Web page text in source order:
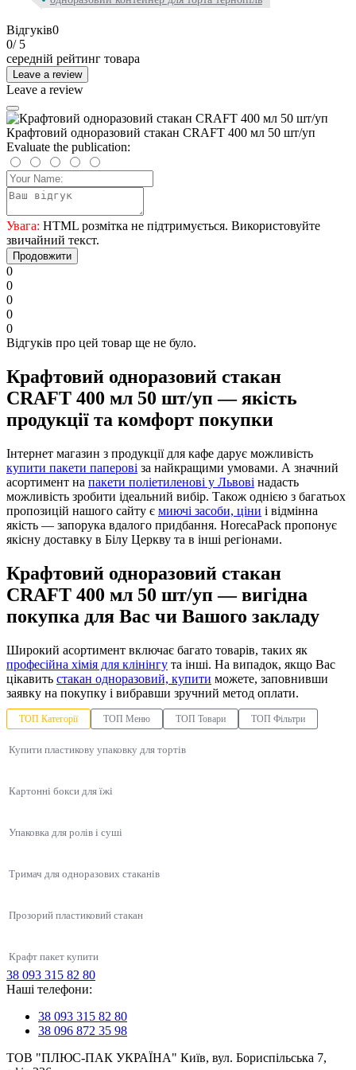
Відгуків0
0/ 5
середній рейтинг товара
Leave a review
Leave a review
Крафтовий одноразовий стакан CRAFT 400 мл 50 шт/уп
Evaluate the publication:
Увага: HTML розмітка не підтримується. Використовуйте
звичайний текст.
Продовжити
0
0
0
0
0
Відгуків про цей товар ще не було.
Крафтовий одноразовий стакан
CRAFT 400 мл 50 шт/уп — якість
продукції та комфорт покупки
Інтернет магазин з продукції для кафе дарує можливість
купити пакети паперові за найкращими умовами. А значний
асортимент на пакети поліетиленові у Львові надасть
можливість зробити ідеальний вибір. Також однією з багатьох
пропозицій нашого сайту є миючі засоби, ціни і відмінна
якість — запорука вдалого придбання. HorecaPack пропонує
якісну доставку в Білу Церкву та в інші регіонами.
Крафтовий одноразовий стакан
CRAFT 400 мл 50 шт/уп — вигідна
покупка для Вас чи Вашого закладу
Широкий асортимент включає багато товарів, таких як
професійна хімія для клінінгу та інші. На випадок, якщо Вас
цікавить стакан одноразовий, купити можете, заповнивши
заявку на покупку і вибравши зручний метод оплати.
ТОП Категорії ТОП Меню ТОП Товари ТОП Фільтри
Купити пластикову упаковку для тортів
Картонні бокси для їжі
Упаковка для ролів і суші
Тримач для одноразових стаканів
Прозорий пластиковий стакан
Крафт пакет купити
Супниці одноразові купити
Купити стакан одноразовий пластиковий
Упаковка для суші, соусів, WOK
Продукти HoReCa
Соусниці одноразові
Упаковка для лапши (Вок бокс)
Для перших страв
OxiClean \"Golden Line\" Средство жидкое от грибка и плесени 0,5л с
Упаковка для торта 2.5 л
Міцні крафтові миски
38 093 315 82 80
Наші телефони:
38 093 315 82 80
38 096 872 35 98
ТОВ "ПЛЮС-ПАК УКРАЇНА" Київ, вул. Бориспільська 7,